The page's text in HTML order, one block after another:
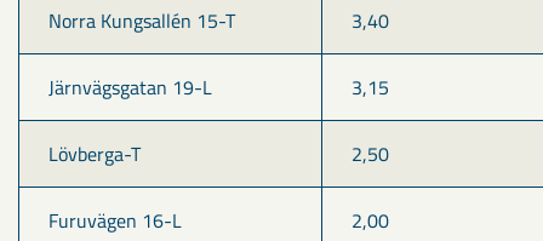
Norra Kungsallén 15-T 3,40
Järnvägsgatan 19-L 3,15
Lövberga-T 2,50
Furuvägen 16-L 2,00